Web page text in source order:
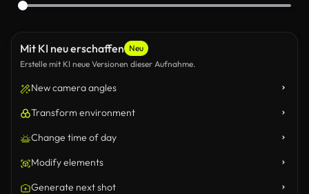
Mit KI neu erschaffen Neu
Erstelle mit KI neue Versionen dieser Aufnahme.
New camera angles
Transform environment
Change time of day
Modify elements
Generate next shot